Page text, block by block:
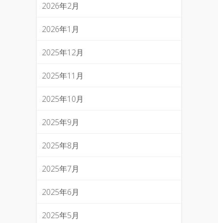
2026年2月
2026年1月
2025年12月
2025年11月
2025年10月
2025年9月
2025年8月
2025年7月
2025年6月
2025年5月